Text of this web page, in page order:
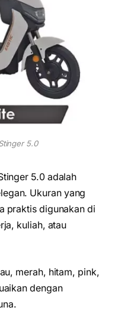
5.0
5.0 adalah
Ukuran yang
praktis digunakan di
kuliah, atau
merah, hitam, pink,
dengan